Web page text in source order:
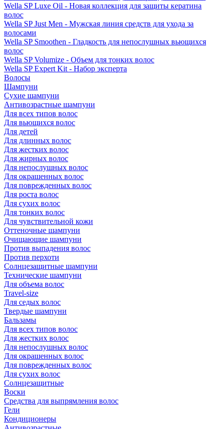
Wella SP Luxe Oil - Новая коллекция для защиты кератина
волос
Wella SP Just Men - Мужская линия средств для ухода за
волосами
Wella SP Smoothen - Гладкость для непослушных вьющихся
волос
Wella SP Volumize - Объем для тонких волос
Wella SP Expert Kit - Набор эксперта
Волосы
Шампуни
Сухие шампуни
Антивозрастные шампуни
Для всех типов волос
Для вьющихся волос
Для детей
Для длинных волос
Для жестких волос
Для жирных волос
Для непослушных волос
Для окрашенных волос
Для поврежденных волос
Для роста волос
Для сухих волос
Для тонких волос
Для чувствительной кожи
Оттеночные шампуни
Очищающие шампуни
Против выпадения волос
Против перхоти
Солнцезащитные шампуни
Технические шампуни
Для объема волос
Travel-size
Для седых волос
Твердые шампуни
Бальзамы
Для всех типов волос
Для жестких волос
Для непослушных волос
Для окрашенных волос
Для поврежденных волос
Для сухих волос
Солнцезащитные
Воски
Средства для выпрямления волос
Гели
Кондиционеры